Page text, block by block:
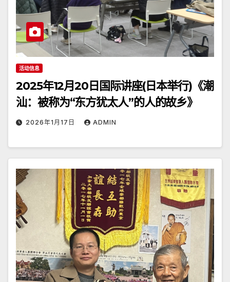
活动信息
2025年12月20日国际讲座(日本举行)《潮
汕：被称为“东方犹太人”的人的故乡》
2026年1月17日 ADMIN